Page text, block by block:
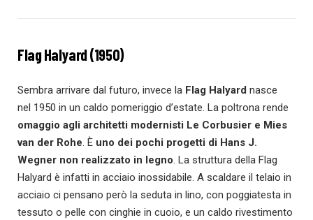
Flag Halyard (1950)
Sembra arrivare dal futuro, invece la Flag Halyard nasce
nel 1950 in un caldo pomeriggio d’estate. La poltrona rende
omaggio agli architetti modernisti Le Corbusier e Mies
van der Rohe. È uno dei pochi progetti di Hans J.
Wegner non realizzato in legno. La struttura della Flag
Halyard è infatti in acciaio inossidabile. A scaldare il telaio in
acciaio ci pensano però la seduta in lino, con poggiatesta in
tessuto o pelle con cinghie in cuoio, e un caldo rivestimento